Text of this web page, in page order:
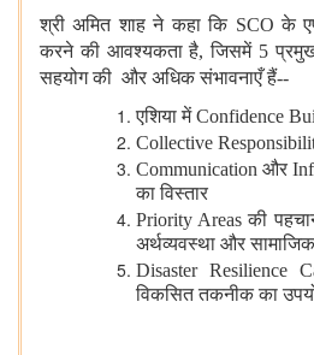
श्री अमित शाह ने कहा कि SCO के
करने की आवश्यकता है, जिसमें 5 प्रमुख
सहयोग की और अधिक संभावनाएँ हैं--
एशिया में Confidence
Collective
Communication और
का विस्तार
Priority Areas की
अर्थव्यवस्था और
Disaster Resilience
विकसित तकनीक का